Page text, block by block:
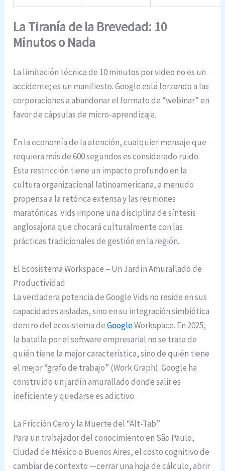
La Tiranía de la Brevedad: 10
Minutos o Nada
La limitación técnica de 10 minutos por video no es un
accidente; es un manifiesto.Google está forzando a las
corporaciones a abandonar el formato de “webinar” en
favor de cápsulas de micro-aprendizaje.
En la economía de la atención, cualquier mensaje que
requiera más de 600 segundos es considerado ruido.
Esta restricción tiene un impacto profundo en la
cultura organizacional latinoamericana, a menudo
propensa a la retórica extensa y las reuniones
maratónicas. Vids impone una disciplina de síntesis
anglosajona que chocará culturalmente con las
prácticas tradicionales de gestión en la región.
El Ecosistema Workspace – Un Jardín Amurallado de
Productividad
La verdadera potencia de Google Vids no reside en sus
capacidades aisladas, sino en su integración simbiótica
dentro del ecosistema deGoogleWorkspace. En 2025,
la batalla por el software empresarial no se trata de
quién tiene la mejor característica, sino de quién tiene
el mejor “grafo de trabajo” (Work Graph). Google ha
construido un jardín amurallado donde salir es
ineficiente y quedarse es adictivo.
La Fricción Cero y la Muerte del “Alt-Tab”
Para un trabajador del conocimiento en São Paulo,
Ciudad de México o Buenos Aires, el costo cognitivo de
cambiar de contexto —cerrar una hoja de cálculo, abrir